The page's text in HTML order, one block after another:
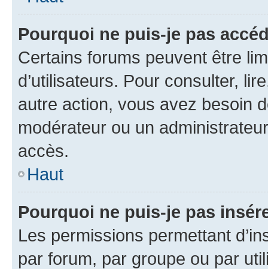
Pourquoi ne puis-je pas
Certains forums peuvent être
d’utilisateurs. Pour consulter,
autre action, vous avez besoin
modérateur ou un
accès.
Haut
Pourquoi ne puis-je pas
Les permissions permettant
par forum, par groupe ou par